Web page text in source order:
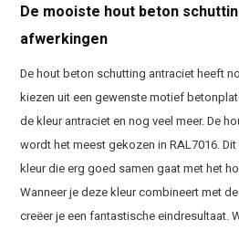
De mooiste hout beton
afwerkingen
De hout beton schutting antraciet heeft
kiezen uit een gewenste motief
de kleur antraciet en nog veel meer. De
wordt het meest gekozen in RAL7016.
kleur die erg goed samen gaat met het
Wanneer je deze kleur combineert met
creëer je een fantastische eindresultaat.